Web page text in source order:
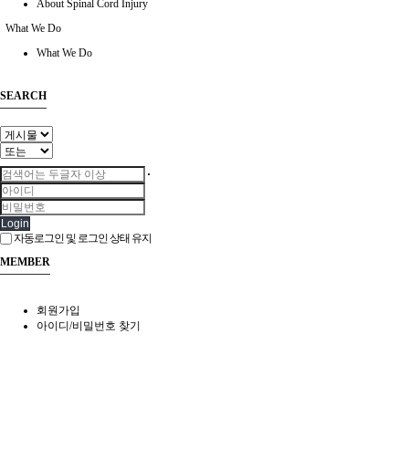
About Spinal Cord Injury
What We Do
What We Do
SEARCH
Login
자동로그인 및 로그인 상태 유지
MEMBER
회원가입
아이디/비밀번호 찾기